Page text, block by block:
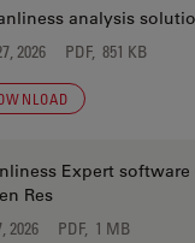
analysis
2026 PDF, 851 KB
Expert
Res
2026 PDF, 1 MB